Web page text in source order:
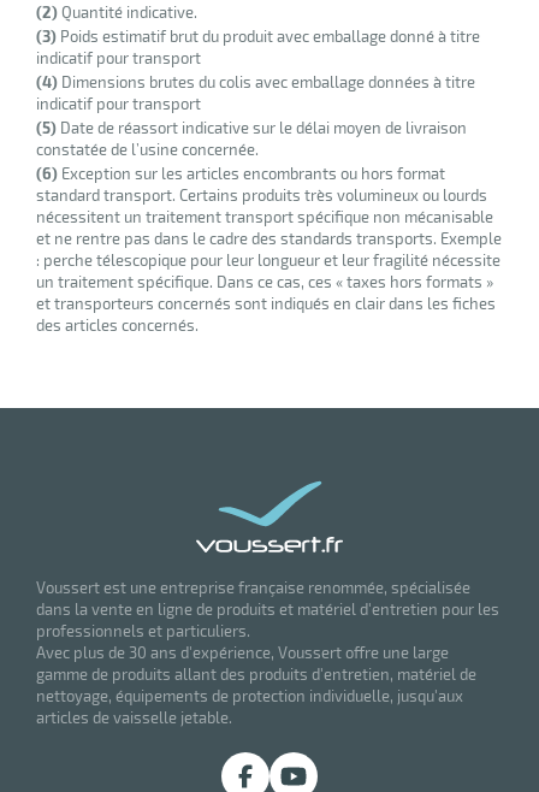
(2)Quantité indicative.
(3) Poids estimatif brut du produit avec emballage donné à titre
indicatif pour transport
(4) Dimensions brutes du colis avec emballage données à titre
indicatif pour transport
(5) Date de réassort indicative sur le délai moyen de livraison
constatée de l’usine concernée.
(6) Exception sur les articles encombrants ou hors format
standard transport. Certains produits très volumineux ou lourds
nécessitent un traitement transport spécifique non mécanisable
et ne rentre pas dans le cadre des standards transports. Exemple
: perche télescopique pour leur longueur et leur fragilité nécessite
un traitement spécifique. Dans ce cas, ces « taxes hors formats »
et transporteurs concernés sont indiqués en clair dans les fiches
des articles concernés.
Voussert est une entreprise française renommée, spécialisée
dans la vente en ligne de produits et matériel d'entretien pour les
professionnels et particuliers.
Avec plus de 30 ans d'expérience, Voussert offre une large
gamme de produits allant des produits d'entretien, matériel de
nettoyage, équipements de protection individuelle, jusqu'aux
articles de vaisselle jetable.